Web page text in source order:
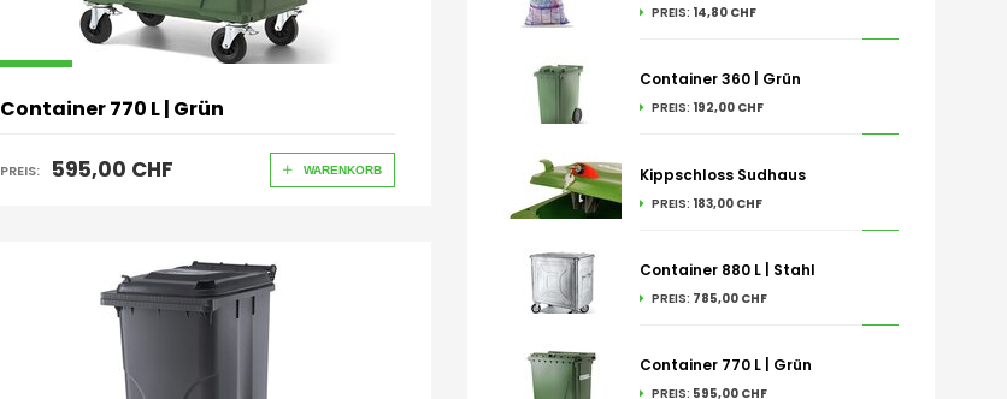
Container 770 L | Grün
PREIS: 595,00 CHF WARENKORB
PREIS: 14,80 CHF
Container 360 | Grün
PREIS: 192,00 CHF
Kippschloss Sudhaus
PREIS: 183,00 CHF
Container 880 L | Stahl
PREIS: 785,00 CHF
Container 770 L | Grün
PREIS: 595,00 CHF